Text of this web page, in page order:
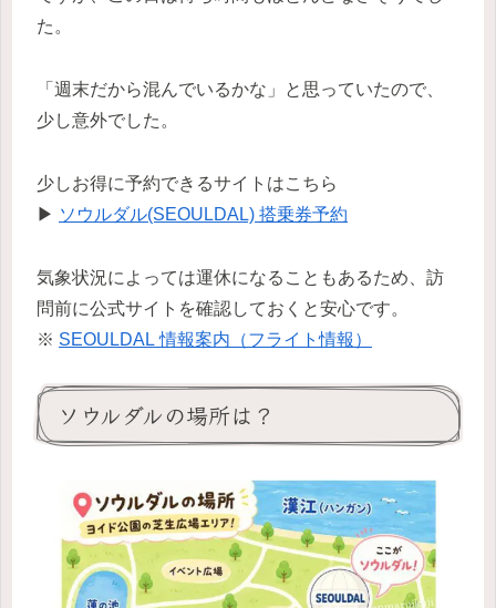
た。
「週末だから混んでいるかな」と思っていたので、
少し意外でした。
少しお得に予約できるサイトはこちら
▶ ソウルダル(SEOULDAL) 搭乗券予約
気象状況によっては運休になることもあるため、訪
問前に公式サイトを確認しておくと安心です。
※ SEOULDAL 情報案内（フライト情報）
ソウルダルの場所は？